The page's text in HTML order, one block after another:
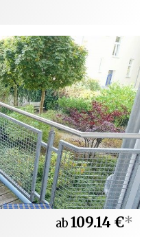
ab109.14 €*